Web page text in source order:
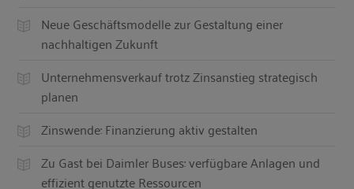
Neue Geschäftsmodelle zur Gestaltung einer
nachhaltigen Zukunft
Unternehmensverkauf trotz Zinsanstieg strategisch
planen
Zinswende: Finanzierung aktiv gestalten
Zu Gast bei Daimler Buses: verfügbare Anlagen und
effizient genutzte Ressourcen